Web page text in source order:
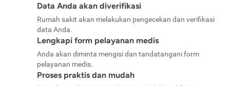
Data Anda akan diverifikasi
Rumah sakit akan melakukan pengecekan dan verifikasi
data Anda.
Lengkapi form pelayanan medis
Anda akan diminta mengisi dan tandatangani form
pelayanan medis.
Proses praktis dan mudah